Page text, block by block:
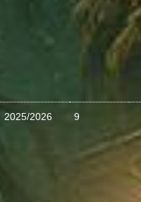
2025/2026 9